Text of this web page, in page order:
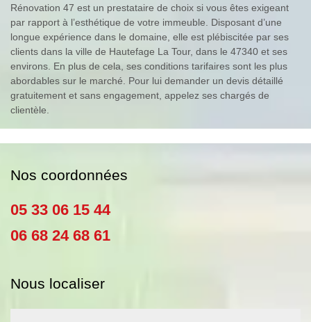
Rénovation 47 est un prestataire de choix si vous êtes exigeant
par rapport à l’esthétique de votre immeuble. Disposant d’une
longue expérience dans le domaine, elle est plébiscitée par ses
clients dans la ville de Hautefage La Tour, dans le 47340 et ses
environs. En plus de cela, ses conditions tarifaires sont les plus
abordables sur le marché. Pour lui demander un devis détaillé
gratuitement et sans engagement, appelez ses chargés de
clientèle.
Nos coordonnées
05 33 06 15 44
06 68 24 68 61
Nous localiser